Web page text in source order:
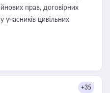
прав, договірних
учасників цивільних
+35